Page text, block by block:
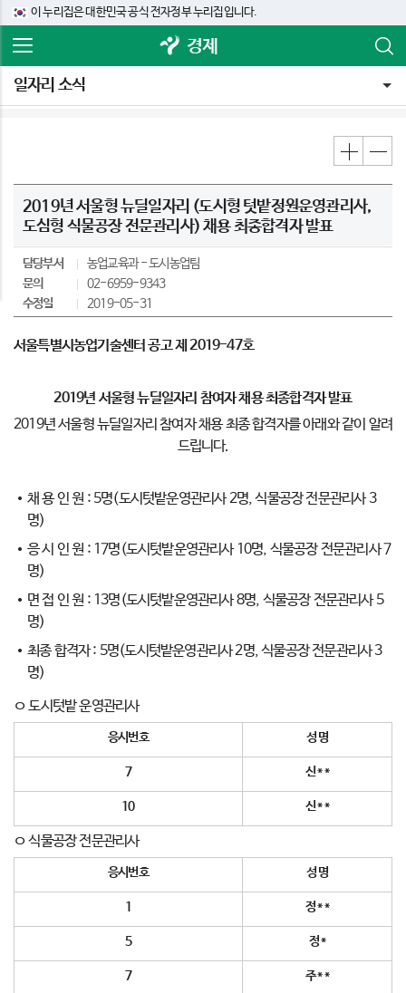
이 누리집은 대한민국 공식 전자정부 누리집입니다.
경제
일자리 소식
2019년 서울형 뉴딜일자리 (도시형 텃밭정원운영관리사,
도심형 식물공장 전문관리사) 채용 최종합격자 발표
담당부서 농업교육과
도시농업팀
문의
02-6959-9343
수정일
2019-05-31
서울특별시농업기술센터 공고 제2019-47호
2019년 서울형 뉴딜일자리 참여자 채용 최종합격자 발표
2019년 서울형 뉴딜일자리 참여자 채용 최종 합격자를 아래와 같이 알려
드립니다.
채 용 인 원 : 5명(도시텃밭운영관리사 2명, 식물공장 전문관리사 3
명)
응 시 인 원 : 17명(도시텃밭운영관리사 10명, 식물공장 전문관리사 7
명)
면 접 인 원 : 13명(도시텃밭운영관리사 8명, 식물공장 전문관리사 5
명)
최종 합격자 : 5명(도시텃밭운영관리사 2명, 식물공장 전문관리사 3
명)
ㅇ 도시텃밭 운영관리사
응시번호 성 명
7 신* *
10 신* *
ㅇ 식물공장 전문관리사
응시번호 성 명
1 정* *
5 정*
7 주* *